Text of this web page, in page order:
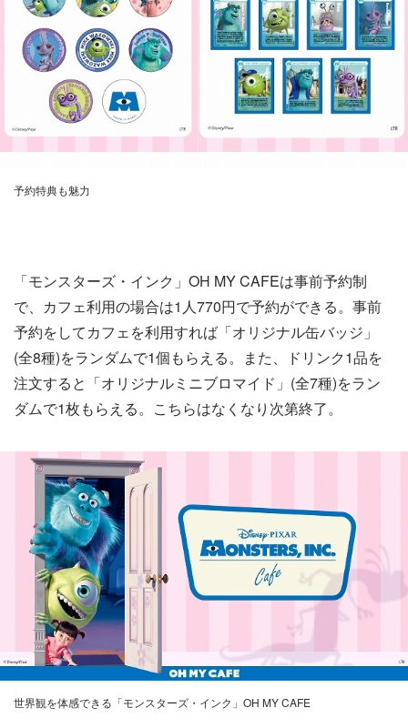
予約特典も魅力
「モンスターズ・インク」OH MY CAFEは事前予約制
で、カフェ利用の場合は1人770円で予約ができる。事前
予約をしてカフェを利用すれば「オリジナル缶バッジ」
(全8種)をランダムで1個もらえる。また、ドリンク1品を
注文すると「オリジナルミニブロマイド」(全7種)をラン
ダムで1枚もらえる。こちらはなくなり次第終了。
世界観を体感できる「モンスターズ・インク」OH MY CAFE